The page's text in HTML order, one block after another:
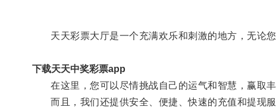
天天彩票大厅是一个充满欢乐和刺激的地方，无论您
下载天天中奖彩票app
在这里，您可以尽情挑战自己的运气和智慧，赢取丰
而且，我们还提供安全、便捷、快速的充值和提现服